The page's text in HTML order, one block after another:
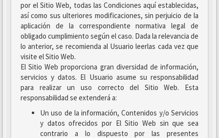
por el Sitio Web, todas las Condiciones aquí establecidas,
así como sus ulteriores modificaciones, sin perjuicio de la
aplicación de la correspondiente normativa legal de
obligado cumplimiento según el caso. Dada la relevancia de
lo anterior, se recomienda al Usuario leerlas cada vez que
visite el Sitio Web.
El Sitio Web proporciona gran diversidad de información,
servicios y datos. El Usuario asume su responsabilidad
para realizar un uso correcto del Sitio Web. Esta
responsabilidad se extenderá a:
Un uso de la información, Contenidos y/o Servicios
y datos ofrecidos por El Sitio Web sin que sea
contrario a lo dispuesto por las presentes